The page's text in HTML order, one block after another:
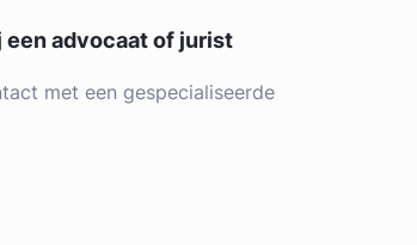
een advocaat of jurist
met een gespecialiseerde